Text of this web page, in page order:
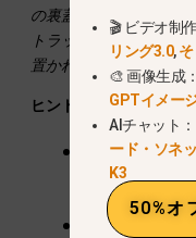
の裏蓋から機械式ムー
トラップは、ほのかな
置かれ、エレガンスを
ヒント
コンバイン
＋ムード
対象作品
🎬 ビデオ制
リング3.0,
🎨 画像生成
GPTイメー
AIチャット：
ード・ソネ
K3
50%オ